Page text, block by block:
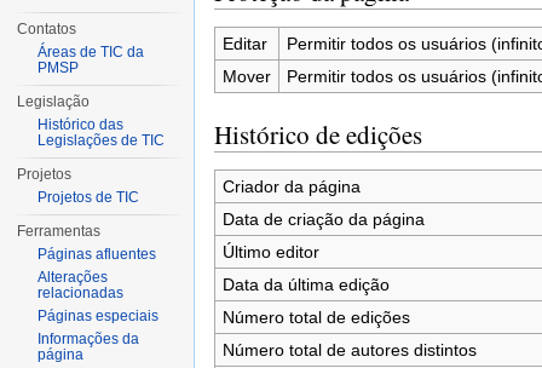
Editar
Permitir todos os usuários
Mover
Permitir todos os usuários
Histórico de edições
Criador da página
Data de criação da página
Último editor
Data da última edição
Número total de edições
Número total de autores distintos
Contatos
Áreas de TIC da
PMSP
Legislação
Histórico das
Legislações de TIC
Projetos
Projetos de TIC
Ferramentas
Páginas afluentes
Alterações
relacionadas
Páginas especiais
Informações da
página